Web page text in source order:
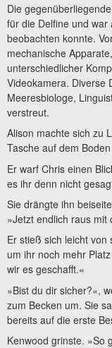
Die
für die Delfine und
beobachten konnte.
mechanische
unterschiedlicher
Videokamera. Diverse
Meeresbiologe,
verstreut.
Alison machte sich zu
Tasche auf dem
Er warf Chris einen
es ihr denn nicht
Sie drängte ihn
»Jetzt endlich raus mit
Er stieß sich leicht von
um ihr noch mehr
wir es geschafft.«
»Bist du dir sicher?«,
zum Becken um. Sie
bereits auf die erste
Kenwood grinste. »So